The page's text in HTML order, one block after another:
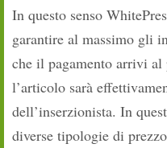
In questo senso
garantire al massimo gli
che il pagamento arrivi al
l’articolo sarà
dell’inserzionista. In
diverse tipologie di